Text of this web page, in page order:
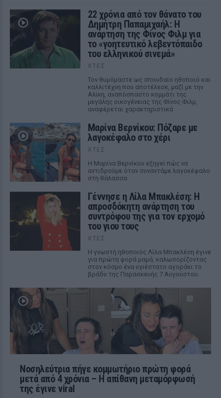
22 χρόνια από τον θάνατο του
Δημήτρη Παπαμιχαήλ: Η
ανάρτηση της Φίνος Φιλμ για
το «γοητευτικό λεβεντόπαιδο
του ελληνικού σινεμά»
ΧΤΕΣ
Τον θυμόμαστε ως σπουδαίο ηθοποιό και
καλλιτέχνη που αποτέλεσε, μαζί με την
Αλίκη, αναπόσπαστο κομμάτι της
μεγάλης οικογένειας της Φίνος Φιλμ,
αναφέρεται χαρακτηριστικά
Μαρίνα Βερνίκου: Πόζαρε με
λαγοκέφαλο στο χέρι
ΧΤΕΣ
Η Μαρίνα Βερνίκου εξηγεί πώς να
αντιδρούμε όταν συναντάμε λαγοκέφαλο
στη θάλασσα
Γέννησε η Λίλα Μπακλέση: Η
απροσδόκητη ανάρτηση του
συντρόφου της για τον ερχομό
του γιου τους
ΧΤΕΣ
Η γνωστή ηθοποιός Λίλα Μπακλέση έγινε
για πρώτη φορά μαμά, καλωσορίζοντας
στον κόσμο ένα υγιέστατο αγοράκι το
βράδυ της Παρασκευής 7 Αυγούστου.
Νοσηλεύτρια πήγε κομμωτήριο πρώτη φορά
μετά από 4 χρόνια – Η απίθανη μεταμόρφωσή
της έγινε viral